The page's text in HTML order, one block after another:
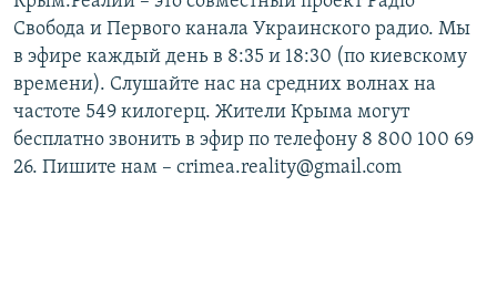
Свобода и Первого канала Украинского радио. Мы
в эфире каждый день в 8:35 и 18:30 (по киевскому
времени). Слушайте нас на средних волнах на
частоте 549 килогерц. Жители Крыма могут
бесплатно звонить в эфир по телефону 8 800 100 69
26. Пишите нам – crimea.reality@gmail.com